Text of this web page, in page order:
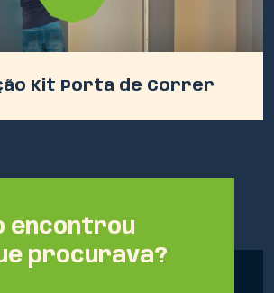
Kit Porta de Correr
encontrou
procurava?